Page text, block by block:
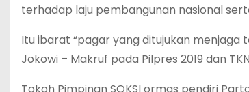
terhadap laju pembangunan nasional
Itu ibarat “pagar yang ditujukan
Jokowi – Makruf pada Pilpres 2019 dan